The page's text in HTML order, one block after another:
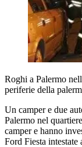
Roghi a Palermo
periferie della
Un camper e due
Palermo nel quartiere
camper e hanno
Ford Fiesta intestate